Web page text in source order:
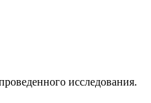
исследования.